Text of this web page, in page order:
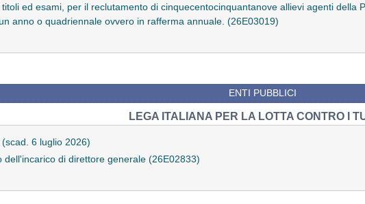
ed esami, per il reclutamento di cinquecentocinquantanove allievi agenti della
anno o quadriennale ovvero in rafferma annuale. (26E03019)
ENTI PUBBLICI
LEGA ITALIANA PER LA LOTTA CONTRO I
(scad. 6 luglio 2026)
dell'incarico di direttore generale (26E02833)